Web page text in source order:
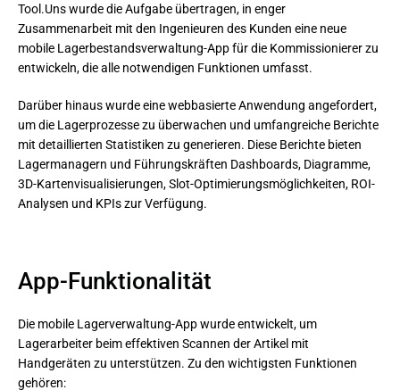
Tool.Uns wurde die Aufgabe übertragen, in enger
Zusammenarbeit mit den Ingenieuren des Kunden eine neue
mobile Lagerbestandsverwaltung-App für die Kommissionierer zu
entwickeln, die alle notwendigen Funktionen umfasst.
Darüber hinaus wurde eine webbasierte Anwendung angefordert,
um die Lagerprozesse zu überwachen und umfangreiche Berichte
mit detaillierten Statistiken zu generieren. Diese Berichte bieten
Lagermanagern und Führungskräften Dashboards, Diagramme,
3D-Kartenvisualisierungen, Slot-Optimierungsmöglichkeiten, ROI-
Analysen und KPIs zur Verfügung.
App-Funktionalität
Die mobile Lagerverwaltung-App wurde entwickelt, um
Lagerarbeiter beim effektiven Scannen der Artikel mit
Handgeräten zu unterstützen. Zu den wichtigsten Funktionen
gehören: